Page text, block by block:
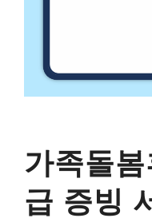
가족돌
급 증빙